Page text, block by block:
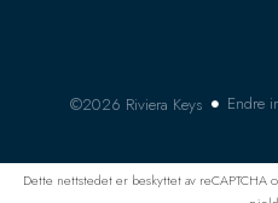
©2026 Riviera Keys Endre
Dette nettstedet er beskyttet av reCAPTCHA